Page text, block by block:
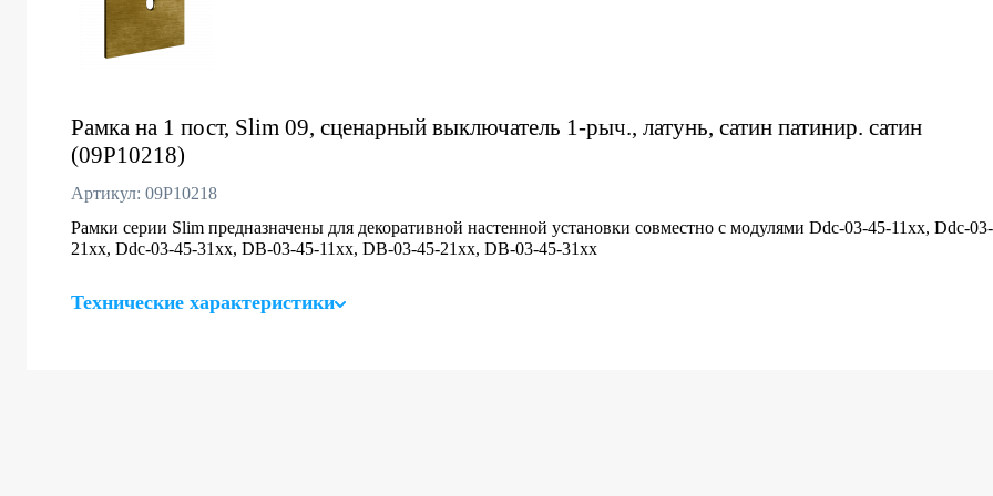
Рамка на 1 пост, Slim 09, сценарный выключатель 1-рыч., латунь, сатин патинир. сатин
(09P10218)
Артикул: 09P10218
Рамки серии Slim предназначены для декоративной настенной установки совместно с модулями Ddc-03-45-11хх, Ddc-
21хх, Ddc-03-45-31хх, DB-03-45-11хх, DB-03-45-21хх, DB-03-45-31хх
Технические характеристики